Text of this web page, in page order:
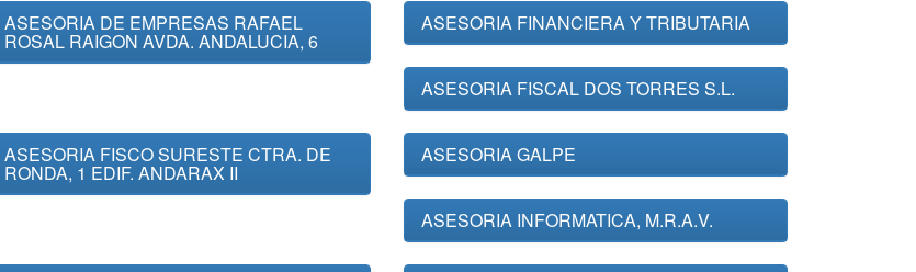
ASESORIA DE EMPRESAS RAFAEL
ROSAL RAIGON AVDA. ANDALUCIA, 6
ASESORIA FINANCIERA Y TRIBUTARIA
ASESORIA FISCAL DOS TORRES S.L.
ASESORIA FISCO SURESTE CTRA. DE
RONDA, 1 EDIF. ANDARAX II
ASESORIA GALPE
ASESORIA INFORMATICA, M.R.A.V.